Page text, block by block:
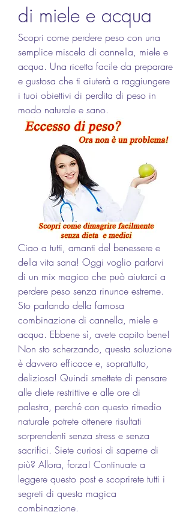
di miele e acqua
Scopri come perdere peso con una
semplice miscela di cannella, miele e
acqua. Una ricetta facile da preparare
e gustosa che ti aiuterà a raggiungere
i tuoi obiettivi di perdita di peso in
modo naturale e sano.
Ciao a tutti, amanti del benessere e
della vita sana! Oggi voglio parlarvi
di un mix magico che può aiutarci a
perdere peso senza rinunce estreme.
Sto parlando della famosa
combinazione di cannella, miele e
acqua. Ebbene sì, avete capito bene!
Non sto scherzando, questa soluzione
è davvero efficace e, soprattutto,
deliziosa! Quindi smettete di pensare
alle diete restrittive e alle ore di
palestra, perché con questo rimedio
naturale potrete ottenere risultati
sorprendenti senza stress e senza
sacrifici. Siete curiosi di saperne di
più? Allora, forza! Continuate a
leggere questo post e scoprirete tutti i
segreti di questa magica
combinazione.